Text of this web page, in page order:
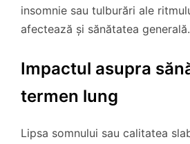
insomnie sau tulburări ale
afectează și sănătatea generală.
Impactul asupra
termen lung
Lipsa somnului sau calitatea